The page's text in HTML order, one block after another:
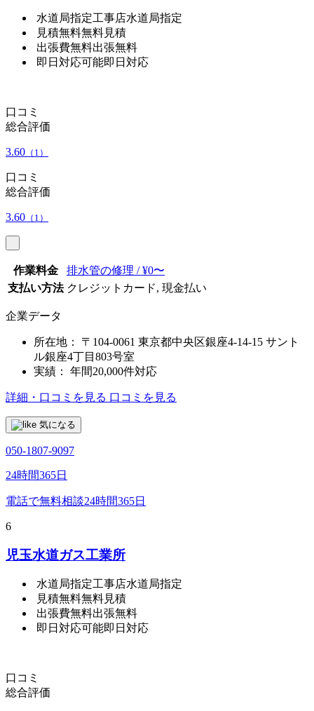
水道局指定工事店水道局指定
見積無料無料見積
出張費無料出張無料
即日対応可能即日対応
口コミ
総合評価
3.60 （1）
口コミ
総合評価
3.60 （1）
作業料金
排水管の修理 / ¥0〜
支払い方法 クレジットカード, 現金払い
企業データ
所在地：
〒104-0061 東京都中央区銀座4-14-15 サント
ル銀座4丁目803号室
実績：
年間20,000件対応
詳細・口コミを見る 口コミを見る
気になる
050-1807-9097
24時間365日
電話で無料相談24時間365日
6
児玉水道ガス工業所
水道局指定工事店水道局指定
見積無料無料見積
出張費無料出張無料
即日対応可能即日対応
口コミ
総合評価